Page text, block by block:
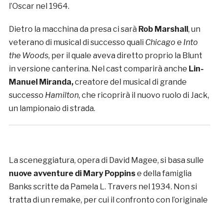
l’Oscar nel 1964.
Dietro la macchina da presa ci sarà Rob Marshall, un
veterano di musical di successo quali Chicago e Into
the Woods, per il quale aveva diretto proprio la Blunt
in versione canterina. Nel cast comparirà anche Lin-
Manuel Miranda,creatore del musical di grande
successo Hamilton, che ricoprirà il nuovo ruolo di Jack,
un lampionaio di strada.
La sceneggiatura, opera di David Magee, si basa sulle
nuove avventure di Mary Poppinse della famiglia
Banks scritte da Pamela L. Travers nel 1934. Non si
tratta di un remake, per cui il confronto con l’originale